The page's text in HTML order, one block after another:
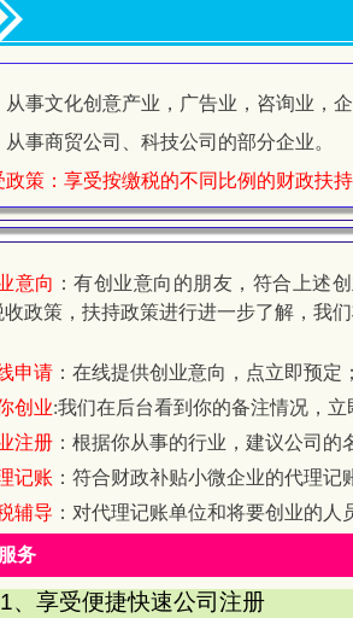
从事文化创意产业，广告业，咨询业，
从事商贸公司、科技公司的部分企业。
政策：享受按缴税的不同比例的财政扶
意向 ：有创业意向的朋友，符合上述
收政策，扶持政策进行进一步了解，我
申请 ：在线提供创业意向，点立即预
创业:我们在后台看到你的备注情况，
注册 ：根据你从事的行业，建议公司
记账 ：符合财政补贴小微企业的代理
辅导 ：对代理记账单位和将要创业的
务
1、享受便捷快速公司注册